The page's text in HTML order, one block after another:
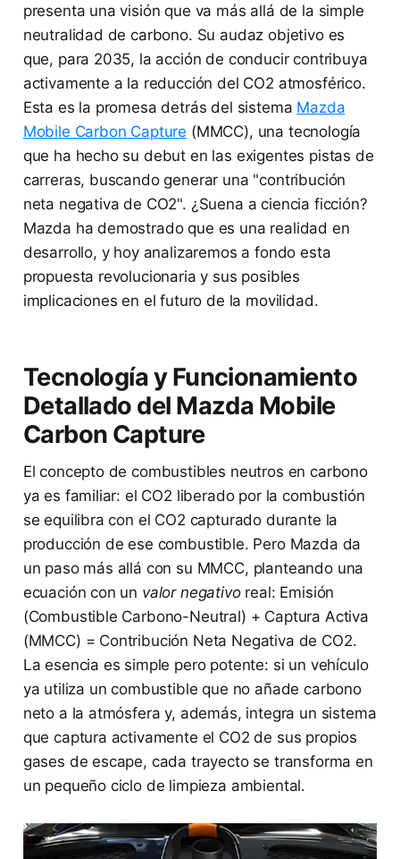
presenta una visión que va más allá de la simple
neutralidad de carbono. Su audaz objetivo es
que, para 2035, la acción de conducir contribuya
activamente a la reducción del CO2 atmosférico.
Esta es la promesa detrás del sistema Mazda
Mobile Carbon Capture (MMCC), una tecnología
que ha hecho su debut en las exigentes pistas de
carreras, buscando generar una "contribución
neta negativa de CO2". ¿Suena a ciencia ficción?
Mazda ha demostrado que es una realidad en
desarrollo, y hoy analizaremos a fondo esta
propuesta revolucionaria y sus posibles
implicaciones en el futuro de la movilidad.
Tecnología y Funcionamiento
Detallado del Mazda Mobile
Carbon Capture
El concepto de combustibles neutros en carbono
ya es familiar: el CO2 liberado por la combustión
se equilibra con el CO2 capturado durante la
producción de ese combustible. Pero Mazda da
un paso más allá con su MMCC, planteando una
ecuación con un valor negativoreal: Emisión
(Combustible Carbono-Neutral) + Captura Activa
(MMCC) = Contribución Neta Negativa de CO2.
La esencia es simple pero potente: si un vehículo
ya utiliza un combustible que no añade carbono
neto a la atmósfera y, además, integra un sistema
que captura activamente el CO2 de sus propios
gases de escape, cada trayecto se transforma en
un pequeño ciclo de limpieza ambiental.